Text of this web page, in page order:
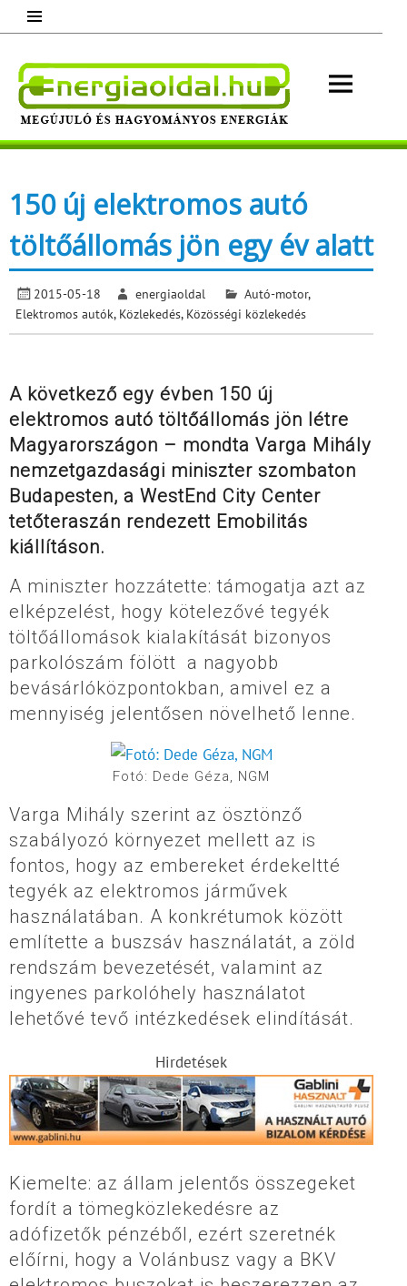
content
Megújuló és hagyományos energiák.
150 új elektromos autó
töltőállomás jön egy év alatt
2015-05-18 energiaoldal Autó-motor,
Elektromos autók, Közlekedés, Közösségi közlekedés
A következő egy évben 150 új
elektromos autó töltőállomás jön létre
Magyarországon – mondta Varga Mihály
nemzetgazdasági miniszter szombaton
Budapesten, a WestEnd City Center
tetőteraszán rendezett Emobilitás
kiállításon.
A miniszter hozzátette: támogatja azt az
elképzelést, hogy kötelezővé tegyék
töltőállomások kialakítását bizonyos
parkolószám fölött a nagyobb
bevásárlóközpontokban, amivel ez a
mennyiség jelentősen növelhető lenne.
Fotó: Dede Géza, NGM
Varga Mihály szerint az ösztönző
szabályozó környezet mellett az is
fontos, hogy az embereket érdekeltté
tegyék az elektromos járművek
használatában. A konkrétumok között
említette a buszsáv használatát, a zöld
rendszám bevezetését, valamint az
ingyenes parkolóhely használatot
lehetővé tevő intézkedések elindítását.
Hirdetések
Kiemelte: az állam jelentős összegeket
fordít a tömegközlekedésre az
adófizetők pénzéből, ezért szeretnék
előírni, hogy a Volánbusz vagy a BKV